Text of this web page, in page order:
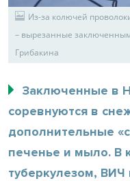
Из-за колючей
– вырезанные
Грибакина
Заключенные в
соревнуются в
дополнительные
печенье и мыло. В
туберкулезом,